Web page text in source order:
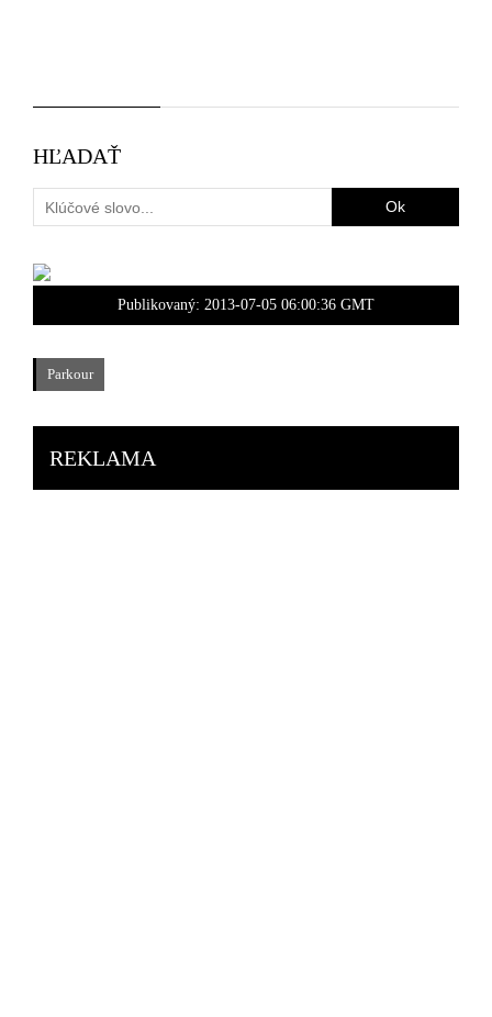
HĽADAŤ
Publikovaný: 2013-07-05 06:00:36 GMT
Parkour
REKLAMA